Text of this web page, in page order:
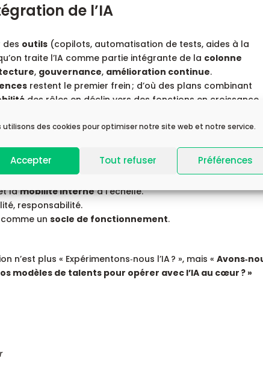
utilisons des cookies pour optimiser notre site web et notre service.
Accepter Tout refuser Préférences
de l’IA
des outils (copilots, automatisation de tests, aides à la
traite l’IA comme partie intégrante de la colonne
, gouvernance, amélioration continue.
restent le premier frein ; d’où des plans combinant
des rôles en déclin vers des fonctions en croissance.
d’ici 2027
et dans laconception des rôles.
lamobilité interneà l’échelle.
responsabilité.
comme unsocle de fonctionnement.
n’est plus « Expérimentons‑nous l’IA ? », mais «
modèles de talents pour opérer avec l’IA au cœur ? »